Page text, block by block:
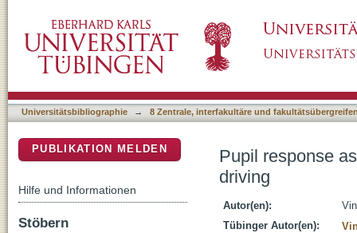
Universitätsbibliographie → 8 Zentrale, interfakultäre und
Pupil response
driving
Autor(en):
Tübinger Autor(en):
PUBLIKATION MELDEN
Hilfe und Informationen
Stöbern